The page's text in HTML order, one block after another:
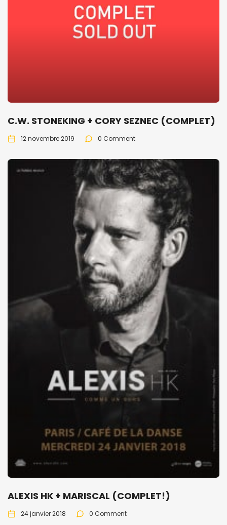
C.W. STONEKING + CORY SEZNEC (COMPLET)
12 novembre 2019 0 Comment
ALEXIS HK + MARISCAL (COMPLET!)
24 janvier 2018 0 Comment